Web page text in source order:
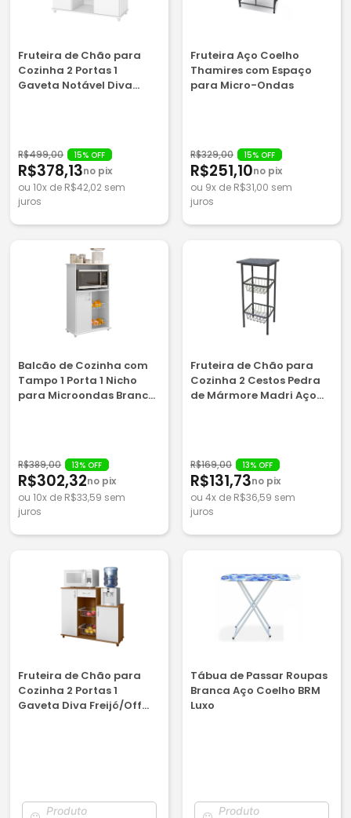
Fruteira de Chão para
Cozinha 2 Portas 1
Gaveta Notável Diva
R$499,00 15% OFF
R$378,13no pix
ou 10x de R$42,02 sem
juros
Fruteira Aço Coelho
Thamires com Espaço
para Micro-Ondas
R$329,00 15% OFF
R$251,10no pix
ou 9x de R$31,00 sem
juros
Balcão de Cozinha com
Tampo 1 Porta 1 Nicho
para Microondas Branco
R$389,00 13% OFF
R$302,32no pix
ou 10x de R$33,59 sem
juros
Fruteira de Chão para
Cozinha 2 Cestos Pedra
de Mármore Madri Aço
R$169,00 13% OFF
R$131,73no pix
ou 4x de R$36,59 sem
juros
Fruteira de Chão para
Cozinha 2 Portas 1
Gaveta Diva Freijó/Off
Produto
Tábua de Passar Roupas
Branca Aço Coelho BRM
Luxo
Produto